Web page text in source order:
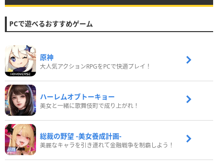
PCで遊べるおすすめゲーム
原神
大人気アクションRPGをPCで快適プレイ！
ハーレムオブトーキョー
美女と一緒に歌舞伎町で成り上がれ！
総裁の野望 -美女養成計画-
美麗なキャラを引き連れて金融戦争を制覇しよう！